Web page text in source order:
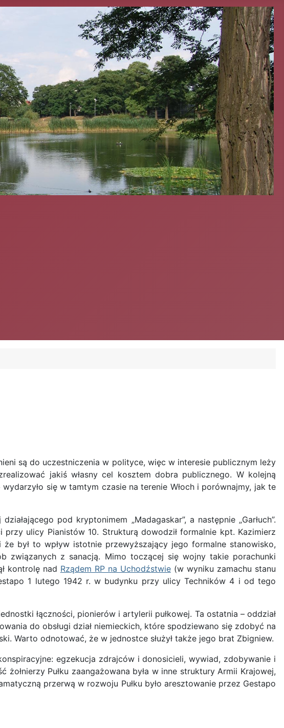
są do uczestniczenia w polityce, więc w interesie publicznym leży
jakiś własny cel kosztem dobra publicznego. W kolejną
się w tamtym czasie na terenie Włoch i porównajmy, jak te
pod kryptonimem „Madagaskar”, a następnie „Garłuch”.
ulicy Pianistów 10. Strukturą dowodził formalnie kpt. Kazimierz
był to wpływ istotnie przewyższający jego formalne stanowisko,
związanych z sanacją. Mimo toczącej się wojny takie porachunki
kontrolę nad Rządem RP na Uchodźstwie(w wyniku zamachu stanu
1 lutego 1942 r. w budynku przy ulicy Techników 4 i od tego
łączności, pionierów i artylerii pułkowej. Ta ostatnia – oddział
do obsługi dział niemieckich, które spodziewano się zdobyć na
Warto odnotować, że w jednostce służył także jego brat Zbigniew.
egzekucja zdrajców i donosicieli, wywiad, zdobywanie i
Pułku zaangażowana była w inne struktury Armii Krajowej,
przerwą w rozwoju Pułku było aresztowanie przez Gestapo